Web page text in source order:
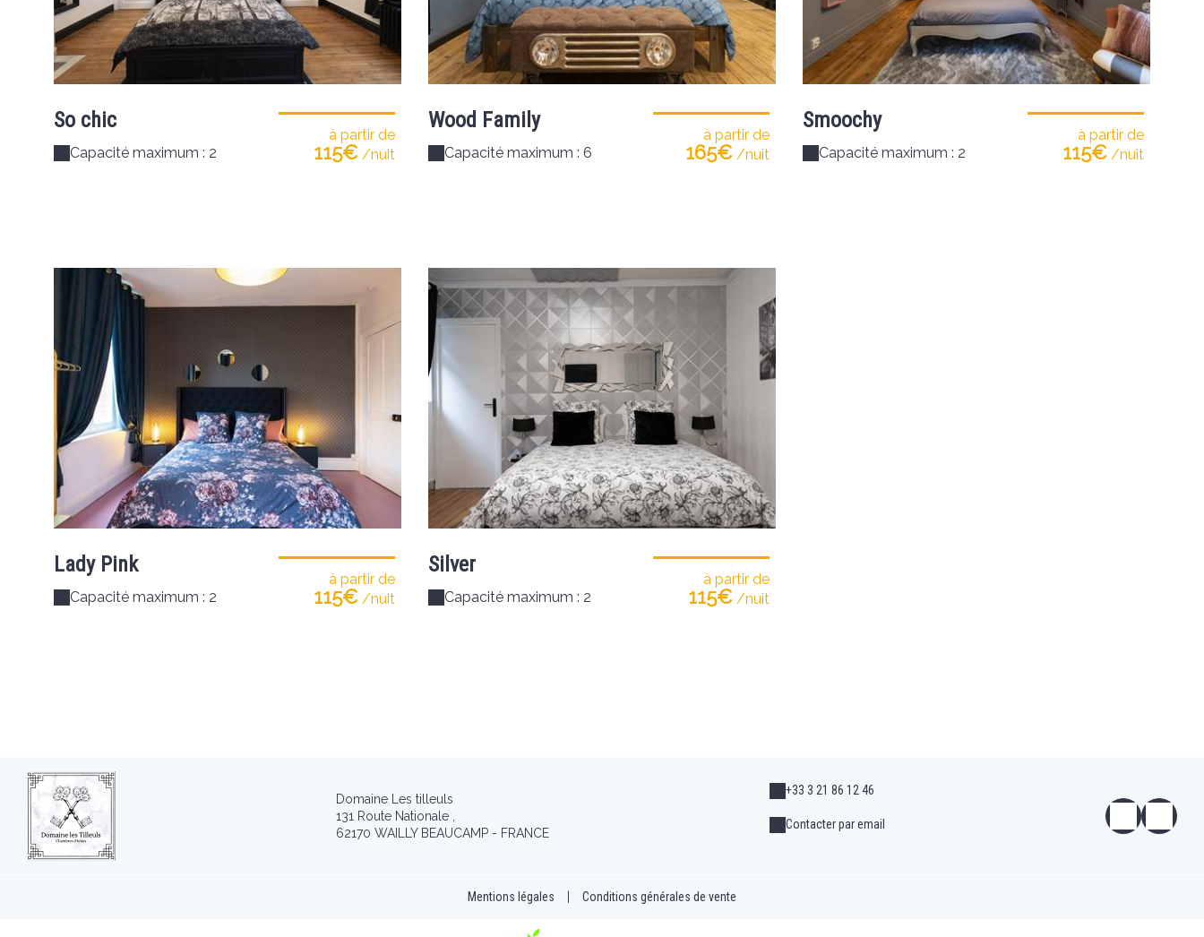
So chic
Capacité maximum : 2
à partir de
115€ /nuit
Wood Family
Capacité maximum : 6
à partir de
165€ /nuit
Smoochy
Capacité maximum : 2
à partir de
115€ /nuit
Lady Pink
Capacité maximum : 2
à partir de
115€ /nuit
Silver
Capacité maximum : 2
à partir de
115€ /nuit
Domaine Les tilleuls
131 Route Nationale ,
62170 WAILLY BEAUCAMP - FRANCE
+33 3 21 86 12 46
Contacter par email
Mentions légales Conditions générales de vente